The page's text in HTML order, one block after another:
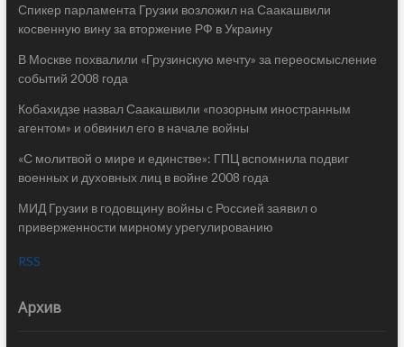
Спикер парламента Грузии возложил на Саакашвили
косвенную вину за вторжение РФ в Украину
В Москве похвалили «Грузинскую мечту» за переосмысление
событий 2008 года
Кобахидзе назвал Саакашвили «позорным иностранным
агентом» и обвинил его в начале войны
«С молитвой о мире и единстве»: ГПЦ вспомнила подвиг
военных и духовных лиц в войне 2008 года
МИД Грузии в годовщину войны с Россией заявил о
приверженности мирному урегулированию
RSS
Архив